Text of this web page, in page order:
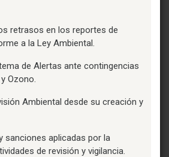
retrasos en los reportes de
a la Ley Ambiental.
de Alertas ante contingencias
Ozono.
Ambiental desde su creación y
sanciones aplicadas por la
de revisión y vigilancia.